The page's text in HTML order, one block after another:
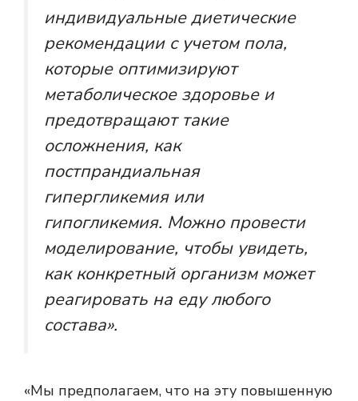
индивидуальные диетические
рекомендации с учетом пола,
которые оптимизируют
метаболическое здоровье и
предотвращают такие
осложнения, как
постпрандиальная
гипергликемия или
гипогликемия. Можно провести
моделирование, чтобы увидеть,
как конкретный организм может
реагировать на еду любого
состава».
«Мы предполагаем, что на эту повышенную